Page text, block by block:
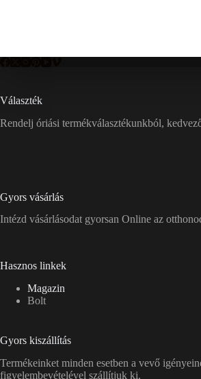
Választék
Rendelj óriási termékválasztékunkból,
Gyors vásárlás
Intézd vásárlásodat gyorsan Online az
Hasznos linkek
Magazin
Bolt
Gyors kiszállítás
Termékeinket minden esetben a vevő
figyelembevételével szállítjuk ki.